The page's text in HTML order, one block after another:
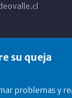
su queja
problemas y